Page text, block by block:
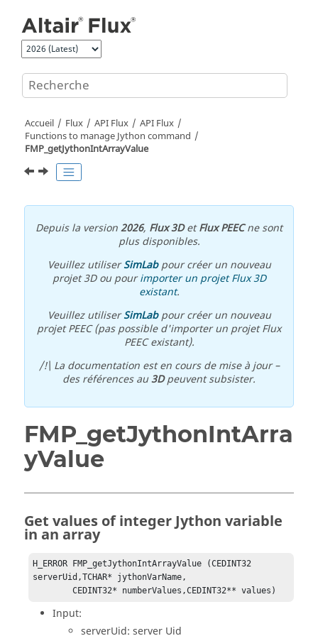
Accueil Flux API Flux
API Flux
Functions to manage Jython command
FMP_getJythonIntArrayValue
Depuis la version2026, Flux 3DetFlux PEECne sont
plus disponibles.
Veuillez utiliserSimLabpour créer un nouveau
projet 3D ou pourimporter un projet Flux 3D
existant.
Veuillez utiliserSimLabpour créer un nouveau
projet PEEC (pas possible d'importer un projet Flux
PEEC existant).
/!\ La documentation est en cours de mise à jour –
des références au3Dpeuvent subsister.
FMP_getJythonIntArra
yValue
Get values of integer Jython variable
in an array
H_ERROR FMP_getJythonIntArrayValue (CEDINT32
serverUid,TCHAR* jythonVarName,
	CEDINT32* numberValues,CEDINT32** values)
Input:
serverUid: server Uid